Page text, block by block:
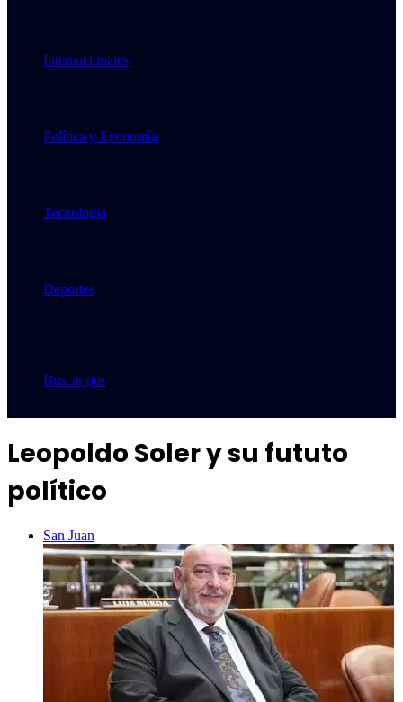
Internacionales
Política y Economía
Tecnología
Deportes
Buscar por
Leopoldo Soler y su fututo
político
San Juan